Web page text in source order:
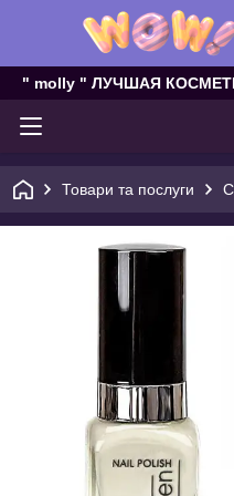
" molly " ЛУЧШАЯ
Товари та послуги